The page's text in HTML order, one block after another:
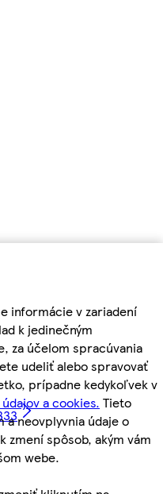
informácie v zariadení
k jedinečným
za účelom spracúvania
udeliť alebo spravovať
prípadne kedykoľvek v
a cookies. Tieto
neovplyvnia údaje o
zmení spôsob, akým vám
webe.